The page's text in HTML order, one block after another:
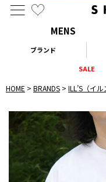
MENS
ブランド
SALE
HOME BRANDS ILL’S（イル